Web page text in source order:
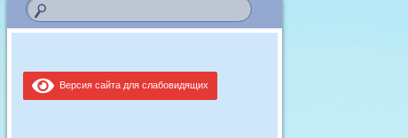
Версия сайта для слабовидящих